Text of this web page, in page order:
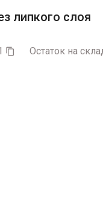
липкого слоя
 Остаток на